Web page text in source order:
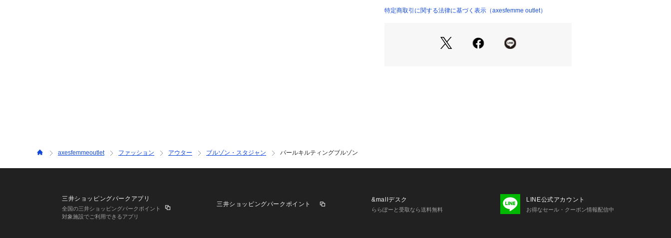
薄めの中綿が入っているので軽く暖かい季節の変わり目
【コーディネート】
こちらは同シリーズのガトー・フレーズフリルワンピー
特定商取引に関する法律に基づく表示（axesfemme outlet）
axesfemmeoutlet ファッション アウター ブルゾン・スタジャン パールキルティングブルゾン
三井ショッピングパークアプリ
全国の三井ショッピングパークポイント
対象施設でご利用できるアプリ
三井ショッピングパークポイント
&mallデスク
ららぽーと受取なら送料無料
LINE公式アカウント
お得なセール・クーポン情報配信中